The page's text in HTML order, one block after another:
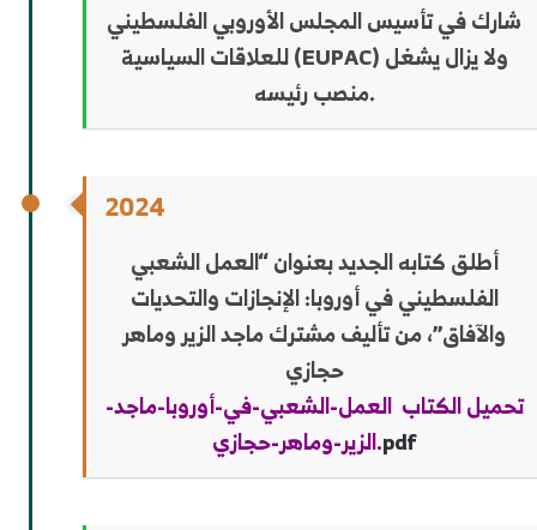
شارك في تأسيس المجلس الأوروبي الفلسطيني
للعلاقات السياسية (EUPAC) ولا يزال يشغل
منصب رئيسه.
2024
أطلق كتابه الجديد بعنوان “العمل الشعبي
الفلسطيني في أوروبا: الإنجازات والتحديات
والآفاق”، من تأليف مشترك ماجد الزير وماهر
حجازي
تحميل الكتاب العمل-الشعبي-في-أوروبا-ماجد-
الزير-وماهر-حجازي.pdf